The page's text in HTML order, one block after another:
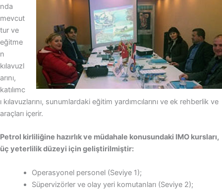
nda
mevcut
tur ve
eğitme
n
kılavuzl
arını,
katılımc
ı kılavuzlarını, sunumlardaki eğitim yardımcılarını ve ek rehberlik ve
araçları içerir.
Petrol kirliliğine hazırlık ve müdahale konusundaki IMO kursları,
üç yeterlilik düzeyi için geliştirilmiştir:
Operasyonel personel (Seviye 1);
Süpervizörler ve olay yeri komutanları (Seviye 2);